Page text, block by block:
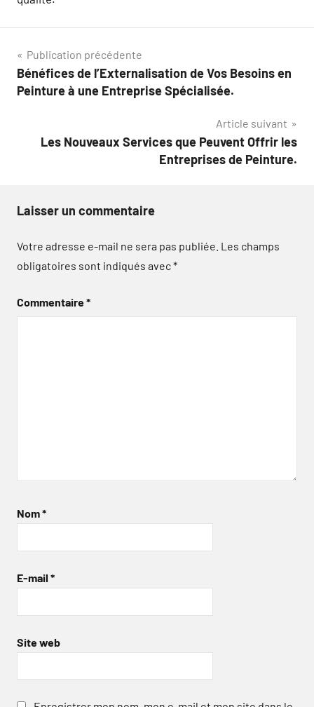
Navigation
de
Publication précédente
Bénéfices de l’Externalisation de Vos Besoins en
Peinture à une Entreprise Spécialisée.
Article suivant
Les Nouveaux Services que Peuvent Offrir les
Entreprises de Peinture.
Laisser un commentaire
Votre adresse e-mail ne sera pas publiée. Les champs
obligatoires sont indiqués avec*
Commentaire*
Nom*
E-mail *
Site web